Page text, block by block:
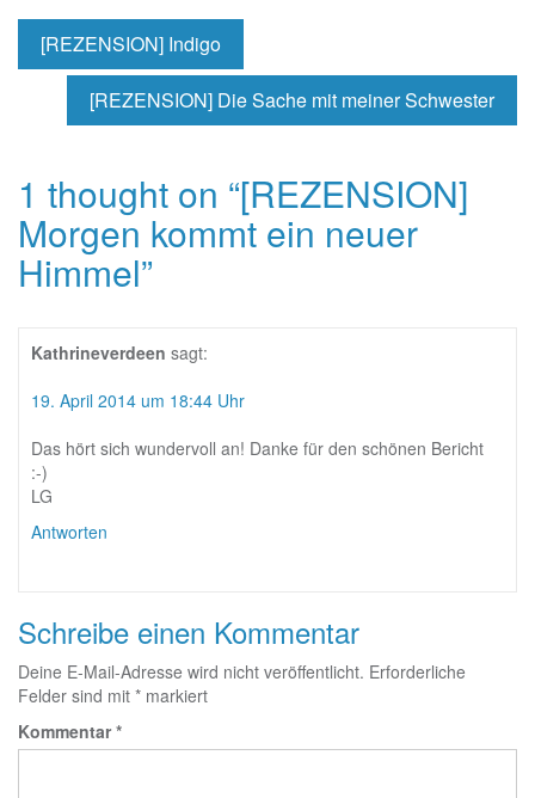
[REZENSION] Indigo
[REZENSION] Die Sache mit meiner Schwester
1 thought on “[REZENSION]
Morgen kommt ein neuer
Himmel”
Kathrineverdeen sagt:
19. April 2014 um 18:44 Uhr
Das hört sich wundervoll an! Danke für den schönen Bericht
:-)
LG
Antworten
Schreibe einen Kommentar
Deine E-Mail-Adresse wird nicht veröffentlicht. Erforderliche
Felder sind mit * markiert
Kommentar*